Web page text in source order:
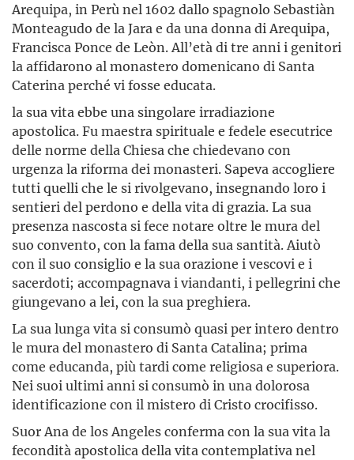
Arequipa, in Perù nel 1602 dallo spagnolo Sebastiàn
Monteagudo de la Jara e da una donna di Arequipa,
Francisca Ponce de Leòn. All’età di tre anni i genitori
la affidarono al monastero domenicano di Santa
Caterina perché vi fosse educata.
la sua vita ebbe una singolare irradiazione
apostolica. Fu maestra spirituale e fedele esecutrice
delle norme della Chiesa che chiedevano con
urgenza la riforma dei monasteri. Sapeva accogliere
tutti quelli che le si rivolgevano, insegnando loro i
sentieri del perdono e della vita di grazia. La sua
presenza nascosta si fece notare oltre le mura del
suo convento, con la fama della sua santità. Aiutò
con il suo consiglio e la sua orazione i vescovi e i
sacerdoti; accompagnava i viandanti, i pellegrini che
giungevano a lei, con la sua preghiera.
La sua lunga vita si consumò quasi per intero dentro
le mura del monastero di Santa Catalina; prima
come educanda, più tardi come religiosa e superiora.
Nei suoi ultimi anni si consumò in una dolorosa
identificazione con il mistero di Cristo crocifisso.
Suor Ana de los Angeles conferma con la sua vita la
fecondità apostolica della vita contemplativa nel